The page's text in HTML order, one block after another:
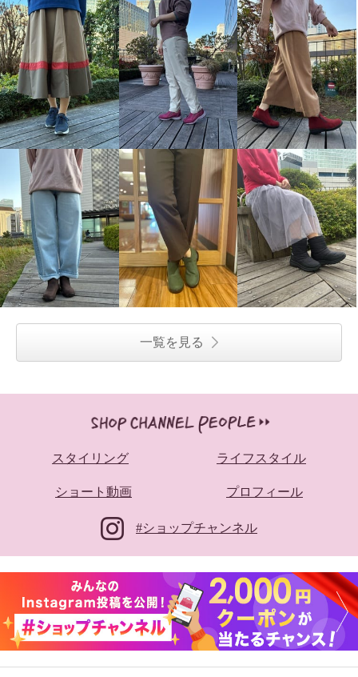
一覧を見る
スタイリング ライフスタイル
ショート動画 プロフィール
#ショップチャンネル